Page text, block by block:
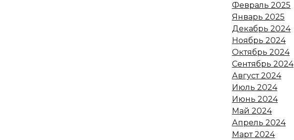
Февраль 2025
Январь 2025
Декабрь 2024
Ноябрь 2024
Октябрь 2024
Сентябрь 2024
Август 2024
Июль 2024
Июнь 2024
Май 2024
Апрель 2024
Март 2024